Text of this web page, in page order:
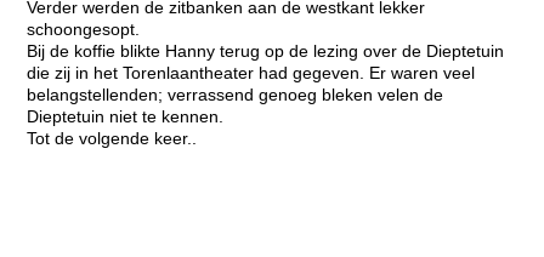
Verder werden de zitbanken aan de westkant lekker
schoongesopt.
Bij de koffie blikte Hanny terug op de lezing over de Dieptetuin
die zij in het Torenlaantheater had gegeven. Er waren veel
belangstellenden; verrassend genoeg bleken velen de
Dieptetuin niet te kennen.
Tot de volgende keer..